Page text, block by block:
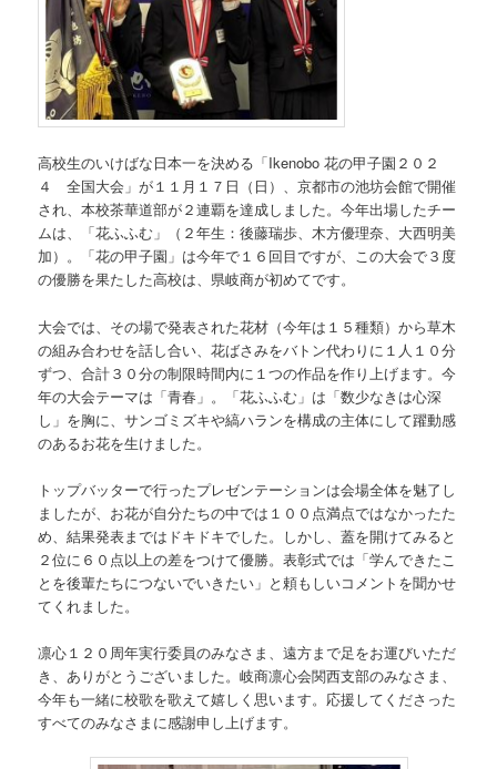
高校生のいけばな日本一を決める「Ikenobo 花の甲子園２０２
４ 全国大会」が１１月１７日（日）、京都市の池坊会館で開催
され、本校茶華道部が２連覇を達成しました。今年出場したチー
ムは、「花ふふむ」（２年生：後藤瑞歩、木方優理奈、大西明美
加）。「花の甲子園」は今年で１６回目ですが、この大会で３度
の優勝を果たした高校は、県岐商が初めてです。
大会では、その場で発表された花材（今年は１５種類）から草木
の組み合わせを話し合い、花ばさみをバトン代わりに１人１０分
ずつ、合計３０分の制限時間内に１つの作品を作り上げます。今
年の大会テーマは「青春」。「花ふふむ」は「数少なきは心深
し」を胸に、サンゴミズキや縞ハランを構成の主体にして躍動感
のあるお花を生けました。
トップバッターで行ったプレゼンテーションは会場全体を魅了し
ましたが、お花が自分たちの中では１００点満点ではなかったた
め、結果発表まではドキドキでした。しかし、蓋を開けてみると
２位に６０点以上の差をつけて優勝。表彰式では「学んできたこ
とを後輩たちにつないでいきたい」と頼もしいコメントを聞かせ
てくれました。
凛心１２０周年実行委員のみなさま、遠方まで足をお運びいただ
き、ありがとうございました。岐商凛心会関西支部のみなさま、
今年も一緒に校歌を歌えて嬉しく思います。応援してくださった
すべてのみなさまに感謝申し上げます。